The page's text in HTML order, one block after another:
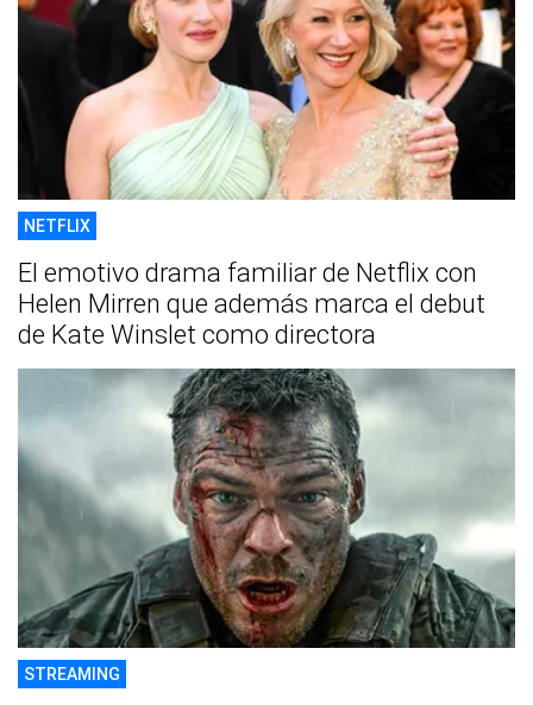
NETFLIX
El emotivo drama familiar de Netflix con
Helen Mirren que además marca el debut
de Kate Winslet como directora
STREAMING